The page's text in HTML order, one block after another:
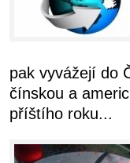
pak vyvážejí do
čínskou a
příštího roku...